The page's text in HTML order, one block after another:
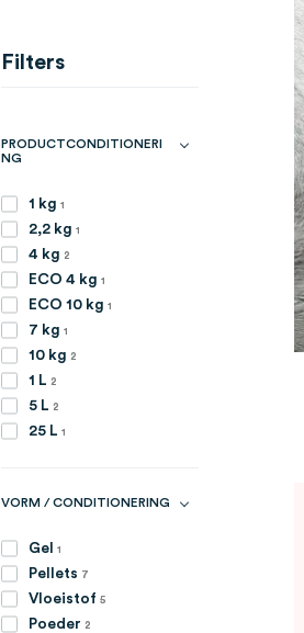
Filters
PRODUCTCONDITIONERI
NG
1 kg 1
2,2 kg 1
4 kg 2
artikelen
ECO 4 kg 1
ECO 10 kg 1
7 kg 1
10 kg 2
artikelen
1 L 2
artikelen
5 L 2
artikelen
25 L 1
VORM / CONDITIONERING
Gel 1
Pellets 7
Vloeistof 5
artikelen
Poeder 2
artikelen